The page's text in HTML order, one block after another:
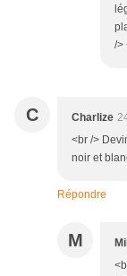
/>
C Charlize
<br />
noir et
Répondre
M